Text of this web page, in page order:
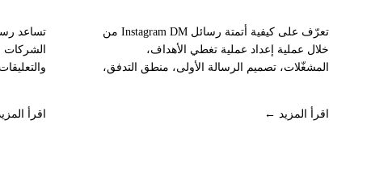
تعرّف على كيفية أتمتة رسائل Instagram DM من
خلال عملية إعداد عملية تغطي الأهداف،
المشغّلات، تصميم الرسالة الأولى، منطق التدفق،
اقرأ المزيد ←
الشركات
اقرأ